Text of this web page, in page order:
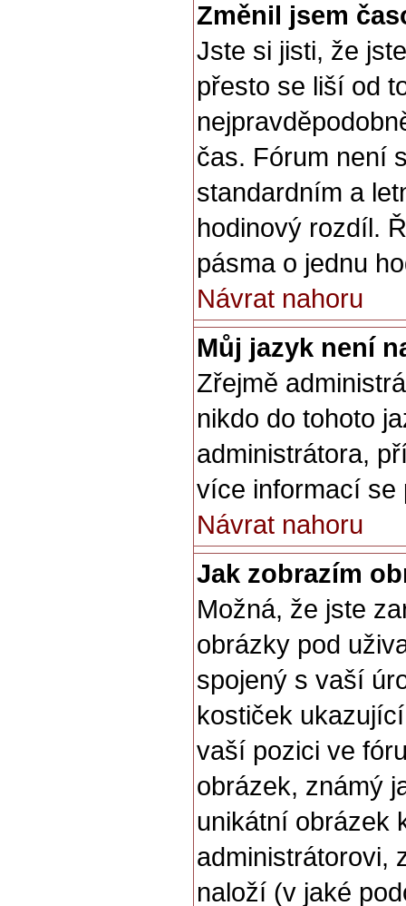
Změnil jsem
Jste si jisti, že
přesto se liší od
čas. Fórum není
standardním a
hodinový rozdíl.
pásma o jednu
Návrat nahoru
Můj jazyk není
Zřejmě
nikdo do tohoto
administrátora,
více informací
Návrat nahoru
Jak zobrazím
Možná, že jste
obrázky pod
spojený s vaší
kostiček
vaší pozici ve
obrázek, známý
unikátní obrázek
administrátorovi,
naloží (v jaké